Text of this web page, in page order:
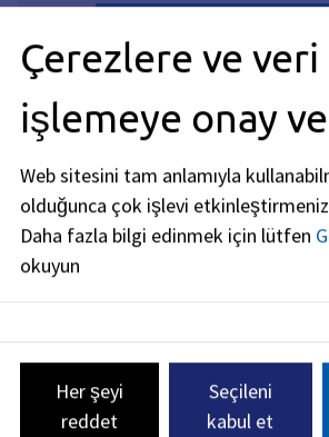
SSS Çıraklık Eğitimi -
mekatronik teknisyeni
Hangi gereklilikleri yerine
gerekiyor?
Eğitim nasıl işliyor?
Çerezlere ve veri
işlemeye onay
Web sitesini tam anlamıyla
olduğunca çok işlevi
Daha fazla bilgi edinmek için lütfen
okuyun
Her şeyi
reddet
Seçileni
kabul et